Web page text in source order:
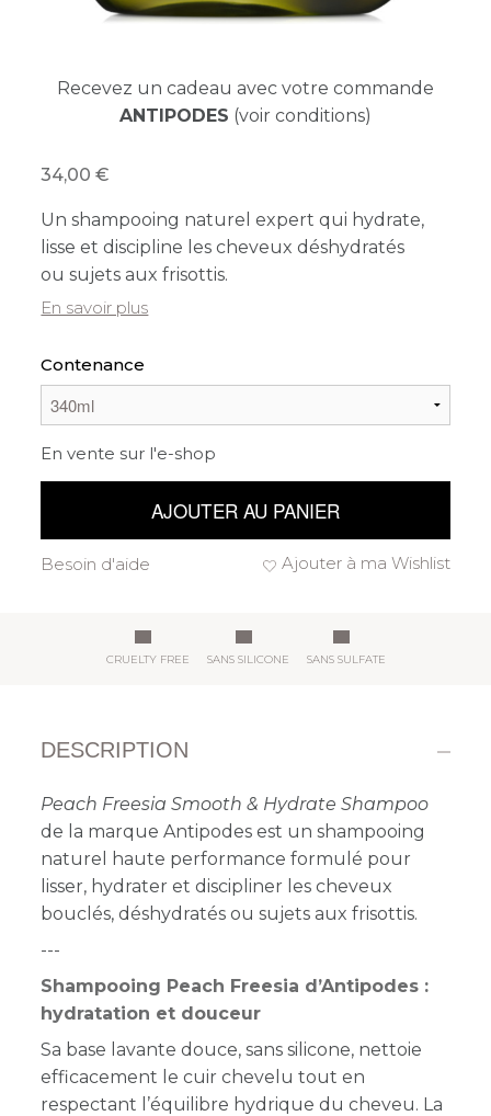
Recevez un cadeau avec votre commande
ANTIPODES (voir conditions)
34,00
Un shampooing naturel expert qui hydrate,
lisse et discipline les cheveux déshydratés
ou sujets aux frisottis.
En savoir plus
Contenance
En vente sur l'e-shop
AJOUTER AU PANIER
Ajouter à ma Wishlist
Besoin d'aide
CRUELTY FREE SANS SILICONE SANS SULFATE
DESCRIPTION
Peach Freesia Smooth & Hydrate Shampoo
de la marque Antipodes est un shampooing
naturel haute performance formulé pour
lisser, hydrater et discipliner les cheveux
bouclés, déshydratés ou sujets aux frisottis.
---
Shampooing Peach Freesia d’Antipodes :
hydratation et douceur
Sa base lavante douce, sans silicone, nettoie
efficacement le cuir chevelu tout en
respectant l’équilibre hydrique du cheveu. La